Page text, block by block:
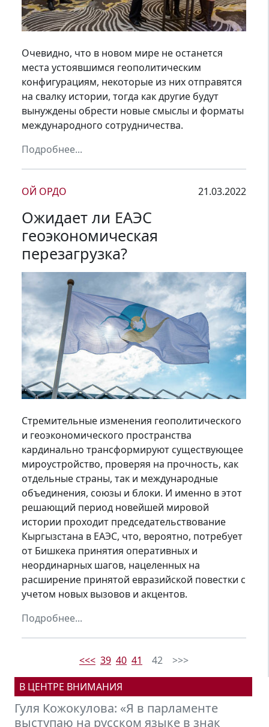
Очевидно, что в новом мире не останется
места устоявшимся геополитическим
конфигурациям, некоторые из них отправятся
на свалку истории, тогда как другие будут
вынуждены обрести новые смыслы и форматы
международного сотрудничества.
Подробнее...
ОЙ ОРДО 21.03.2022
Ожидает ли ЕАЭС
геоэкономическая
перезагрузка?
Стремительные изменения геополитического
и геоэкономического пространства
кардинально трансформируют существующее
мироустройство, проверяя на прочность, как
отдельные страны, так и международные
объединения, союзы и блоки. И именно в этот
решающий период новейшей мировой
истории проходит председательствование
Кыргызстана в ЕАЭС, что, вероятно, потребует
от Бишкека принятия оперативных и
неординарных шагов, нацеленных на
расширение принятой евразийской повестки с
учетом новых вызовов и акцентов.
Подробнее...
<<< 39 40 41 42
>>>
В ЦЕНТРЕ ВНИМАНИЯ
«Я в парламенте
на русском языке в знак
Михаил